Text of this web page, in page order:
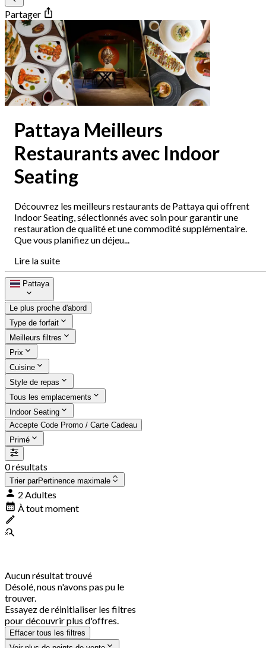
Partager
Pattaya Meilleurs
Restaurants avec Indoor
Seating
Découvrez les meilleurs restaurants de Pattaya qui offrent
Indoor Seating, sélectionnés avec soin pour garantir une
restauration de qualité et une commodité supplémentaire.
Que vous planifiez un déjeu...
Lire la suite
Pattaya
Le plus proche d'abord
Type de forfait
Meilleurs filtres
Prix
Cuisine
Style de repas
Tous les emplacements
Indoor Seating
Accepte Code Promo / Carte Cadeau
Primé
0 résultats
Trier parPertinence maximale
2 Adultes
À tout moment
Aucun résultat trouvé
Désolé, nous n'avons pas pu le
trouver.
Essayez de réinitialiser les filtres
pour découvrir plus d'offres.
Effacer tous les filtres